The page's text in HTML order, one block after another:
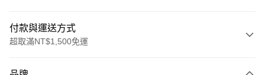
付款與運送方式
超取滿NT$1,500免運